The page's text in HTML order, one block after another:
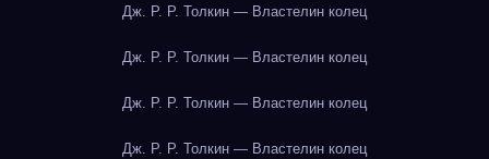
Дж. Р. Р. Толкин — Властелин колец
Дж. Р. Р. Толкин — Властелин колец
Дж. Р. Р. Толкин — Властелин колец
Дж. Р. Р. Толкин — Властелин колец